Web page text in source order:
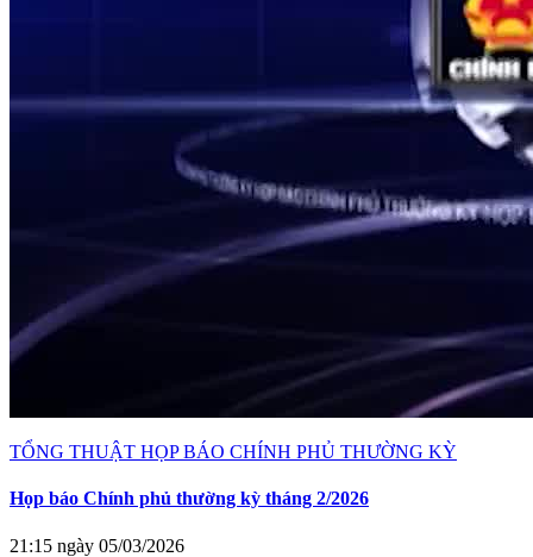
TỔNG THUẬT HỌP BÁO CHÍNH PHỦ THƯỜNG KỲ
Họp báo Chính phủ thường kỳ tháng 2/2026
21:15 ngày 05/03/2026